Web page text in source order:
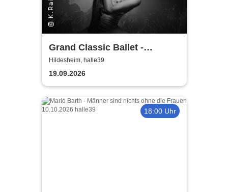
Grand Classic Ballet -
Schwanensee - Jenseits der
Bühne mit live Streichquartett
Hildesheim, halle39
19.09.2026
18:00 Uhr